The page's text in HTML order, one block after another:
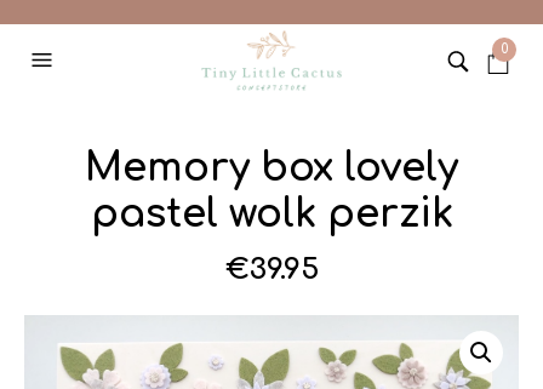
0
Memory box lovely
pastel wolk perzik
€39.95